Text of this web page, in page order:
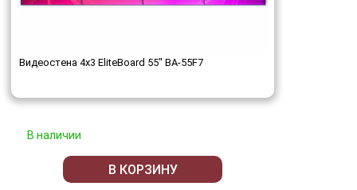
Видеостена 4x3 EliteBoard 55" BA-55F7
В наличии
В КОРЗИНУ